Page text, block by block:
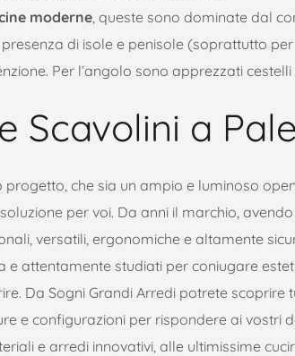
moderne , queste sono dominate dal
di isole e penisole (soprattutto
Per l’angolo sono apprezzati
Scavolini a
progetto, che sia un ampio e luminoso
per voi. Da anni il marchio,
versatili, ergonomiche e altamente
e attentamente studiati per coniugare
Da Sogni Grandi Arredi potrete scoprire
e configurazioni per rispondere ai vostri
e arredi innovativi, alle ultimissime